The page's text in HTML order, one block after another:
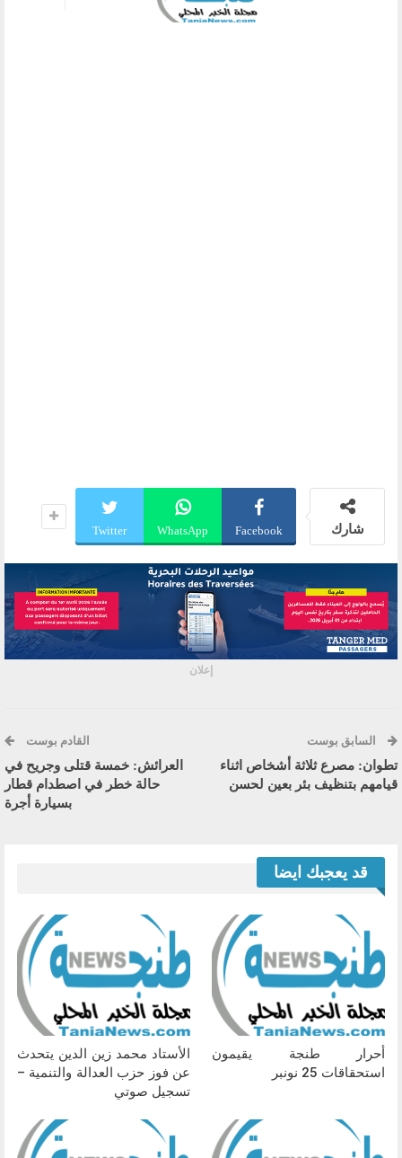
شارك Facebook
WhatsApp
Twitter
إعلان
السابق بوست
تطوان: مصرع ثلاثة أشخاص اثناء
قيامهم بتنظيف بئر بعين لحسن
القادم بوست
العرائش: خمسة قتلى وجريح في
حالة خطر في اصطدام قطار
بسيارة أجرة
قد يعجبك ايضا
أحرار طنجة يقيمون
استحقاقات 25 نونبر
الأستاد محمد زين الدين يتحدث
عن فوز حزب العدالة والتنمية –
تسجيل صوتي